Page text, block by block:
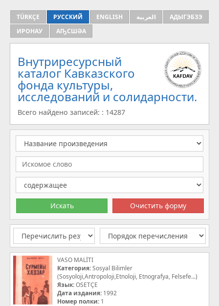
TÜRKÇE РУССКИЙ ENGLISH العربية
АДЫГЭБЗЭ
ИРОНАУ
АҦСШӘА
Внутриресурсный
каталог Кавказского
фонда культуры,
исследований и солидарности.
Всего найдено записей: : 14287
VASO MALİTI
Категория:Sosyal Bilimler
(Sosyoloji,Antropoloji,Etnoloji, Etnografya, Felsefe...)
Язык:OSETÇE
Дата издания: 1992
Номер полки: 1